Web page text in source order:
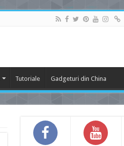
Tutoriale Gadgeturi din China